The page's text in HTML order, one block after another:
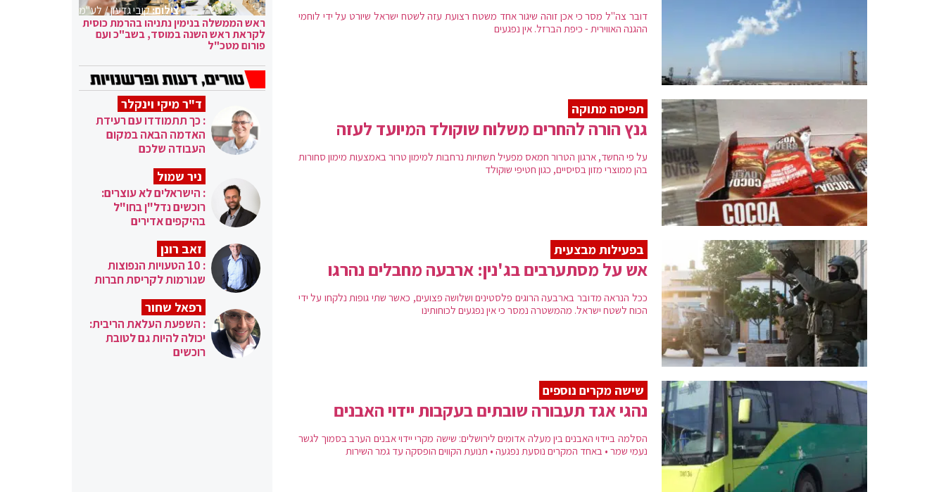
דובר צה"ל מסר כי אכן זוהה שיגור אחד משטח רצועת עזה לשטח ישראל שיורט על ידי לוחמי
ההגנה האווירית - כיפת הברזל. אין נפגעים
תפיסה מתוקה
גנץ הורה להחרים משלוח שוקולד המיועד לעזה
על פי החשד, ארגון הטרור חמאס מפעיל תשתיות נרחבות למימון טרור באמצעות מימון סחורות
בהן ממוצרי מזון בסיסיים, כגון חטיפי שוקולד
בפעילות מבצעית
אש על מסתערבים בג'נין: ארבעה מחבלים נהרגו
ככל הנראה מדובר בארבעה הרוגים פלסטינים ושלושה פצועים, כאשר שתי גופות נלקחו על ידי
הכוח לשטח ישראל. מהמשטרה נמסר כי אין נפגעים לכוחותינו
שישה מקרים נוספים
נהגי אגד תעבורה שובתים בעקבות יידוי האבנים
הסלמה ביידוי האבנים בין מעלה אדומים לירושלים: שישה מקרי יידוי אבנים הערב בסמוך לגשר
נעמי שמר • באחד המקרים נוסעת נפגעה • תנועת הקווים הופסקה עד גמר השירות
צילום:קובי גדעון / לע"מ
ראש הממשלה בנימין נתניהו בהרמת כוסית
לקראת ראש השנה במוסד, בשב"כ ועם
פורום מטכ"ל
ד"ר מיקי וינקלר
: כך תתמודדו עם רעידת
האדמה הבאה במקום
העבודה שלכם
ניר שמול
: הישראלים לא עוצרים:
רוכשים נדל"ן בחו"ל
בהיקפים אדירים
זאב רונן
: 10 הטעויות הנפוצות
שגורמות לקריסת חברות
רפאל שחור
: השפעת העלאת הריבית:
יכולה להיות גם לטובת
רוכשים